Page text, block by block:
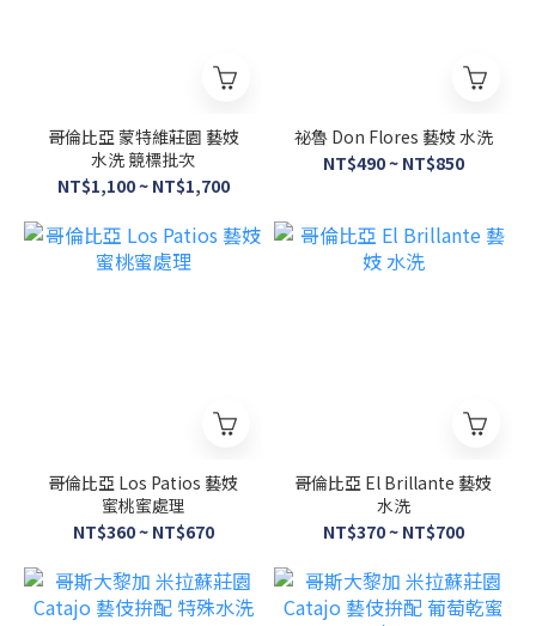
哥倫比亞 蒙特維莊園 藝妓
水洗 競標批次
NT$1,100 ~ NT$1,700
祕魯 Don Flores 藝妓 水洗
NT$490 ~ NT$850
哥倫比亞 Los Patios 藝妓
蜜桃蜜處理
NT$360 ~ NT$670
哥倫比亞 El Brillante 藝妓
水洗
NT$370 ~ NT$700